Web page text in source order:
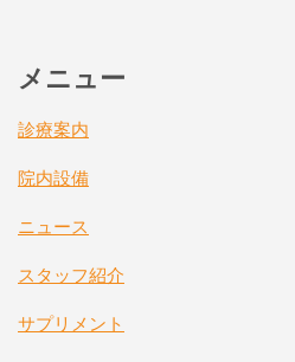
メニュー
診療案内
院内設備
ニュース
スタッフ紹介
サプリメント